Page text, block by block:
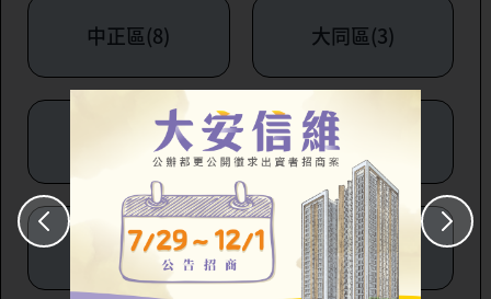
中正區(8) 大同區(3)
中山區(6) 松山區(1)
大安區(7) 萬華區(1)